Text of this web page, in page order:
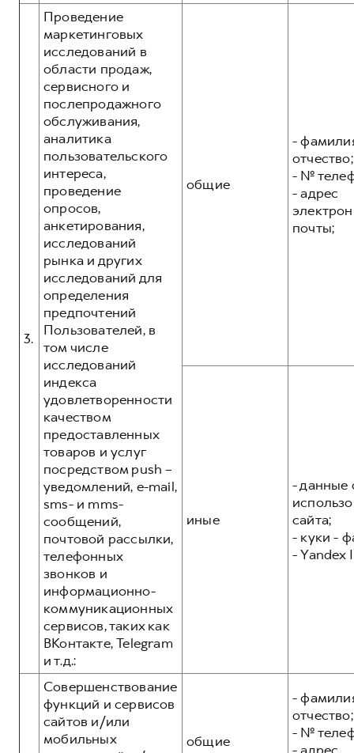
3.
Проведение
маркетинговых
исследований в
области продаж,
сервисного и
послепродажного
обслуживания,
аналитика
пользовательского
интереса,
проведение
опросов,
анкетирования,
исследований
рынка и других
исследований для
определения
предпочтений
Пользователей, в
том числе
исследований
индекса
удовлетворенности
качеством
предоставленных
товаров и услуг
посредством push –
уведомлений, e-mail,
sms- и mms-
сообщений,
почтовой рассылки,
телефонных
звонков и
информационно-
коммуникационных
сервисов, таких как
ВКонтакте, Telegram
и т.д.:
общие
-
отчество;
- №
- адрес
почты;
иные
- данные
сайта;
- куки -
- Yandex
Совершенствование
функций и сервисов
сайтов и/или
мобильных
общие
-
отчество;
- №